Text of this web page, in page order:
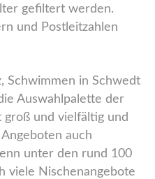
gefiltert werden.
und Postleitzahlen
Schwimmen in Schwedt
Auswahlpalette der
groß und vielfältig und
auch
unter den rund 100
viele Nischenangebote